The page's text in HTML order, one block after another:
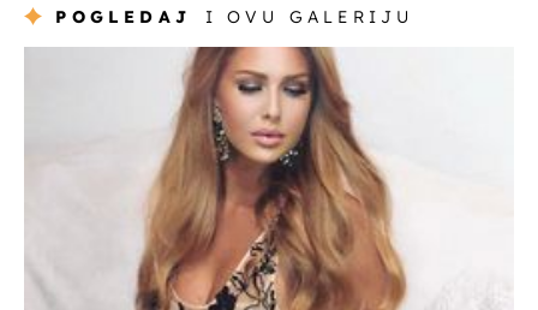
POGLEDAJ I OVU GALERIJU